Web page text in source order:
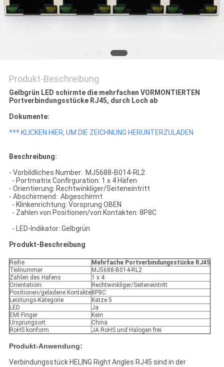
Produkt-Beschreibung
Gelbgrün LED schirmte die mehrfachen VORMONTIERTEN
Portverbindungsstücke RJ45, durch Loch ab
Dokumente:
*** KLICKEN HIER, UM DIE ZEICHNUNG HERUNTERZULADEN
Beschreibung:
- Vorbildliches Number: MJ5688-B014-RL2
- Portmatrix Confirguration: 1 x 4 Häfen
- Orientierung: Rechtwinkliger/Seiteneintritt
- Abschirmend: Abgeschirmt
- Klinkenrichtung: Vorsprung OBEN
- Zahlen von Positionen/von Kontakten: 8P8C
- LED-Indikator: Gelbgrün
Produkt-Beschreibung
Reihe
Mehrfache Portverbindungsstücke RJ45
Teilnummer
MJ5688-B014-RL2
Zahlen des Hafens
1 x 4
Orientatioin:
Rechtwinkliger/Seiteneintritt
Positionen/geladene Kontakte8P8C
Leistungs-Kategorie
Katze 5
LED
Ja
EMI Finger
Kein
Ursprungsort
China
RoHS konform
JA RoHS und Halogen frei
Produkt-Anwendung:
Verbindungsstück HELING Right Angles RJ45 sind in der